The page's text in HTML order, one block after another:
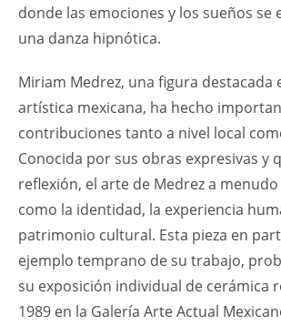
donde las emociones y los sueños se
una danza hipnótica.
Miriam Medrez, una figura destacada
artística mexicana, ha hecho
contribuciones tanto a nivel local
Conocida por sus obras expresivas y
reflexión, el arte de Medrez a
como la identidad, la experiencia
patrimonio cultural. Esta pieza en
ejemplo temprano de su trabajo,
su exposición individual de cerámica
1989 en la Galería Arte Actual